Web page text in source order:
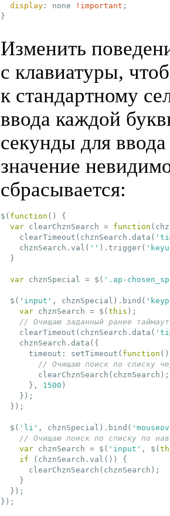
display : none !important ;
}
Изменить
с клавиатуры,
к стандартному
ввода каждой
секунды для
значение
сбрасывается:
$( function ()
{
var clearChznSearch = function
    clearTimeout(chznSearch.data(
    chznSearch.val(
'' ).trigger(
  }
var chznSpecial = $( '.ap-
  $(
'input' , chznSpecial).bind(
var chznSearch = $( this );
// Очищаю заданный ранее таймаут
    clearTimeout(chznSearch.data(
    chznSearch.data({
      timeout: setTimeout(
function ()
// Очищаю поиск по списку
        clearChznSearch(chznSearch);
      },
1500 )
    });
  });
  $(
'li' , chznSpecial).bind(
// Очищаю поиск по списку по
var chznSearch = $( 'input' , $(
if (chznSearch.val()) {
      clearChznSearch(chznSearch);
    }
  });
});